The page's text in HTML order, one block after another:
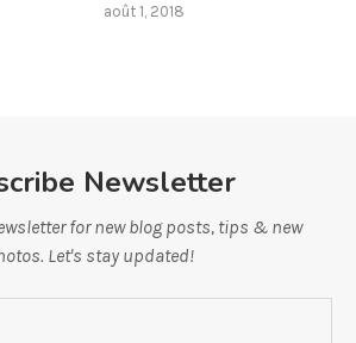
août 1, 2018
Newsletter
for new blog posts, tips & new
Let's stay updated!